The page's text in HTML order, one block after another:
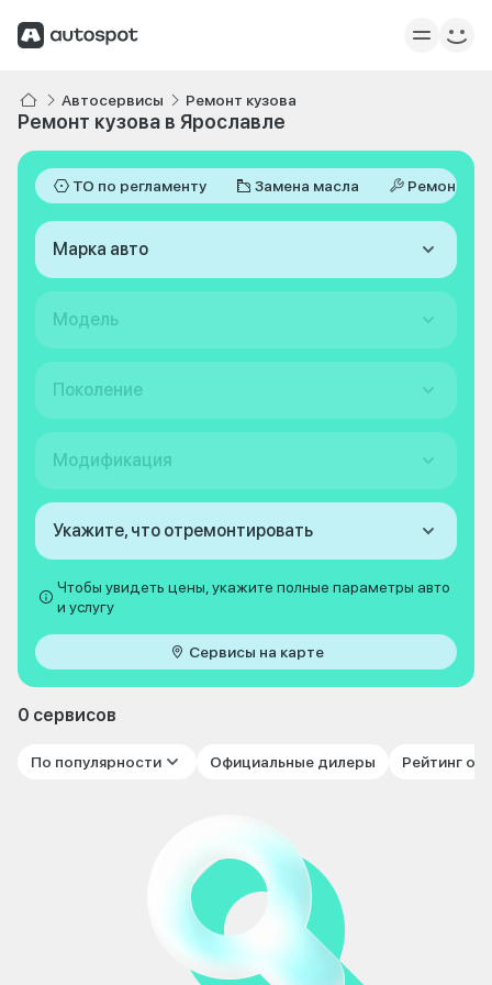
Автосервисы Ремонт кузова
Ремонт кузова в Ярославле
ТО по регламенту Замена масла Ремонт
Марка авто
Модель
Поколение
Модификация
Укажите, что отремонтировать
Чтобы увидеть цены, укажите полные параметры авто
и услугу
Сервисы на карте
0 сервисов
По популярности Официальные дилеры Рейтинг